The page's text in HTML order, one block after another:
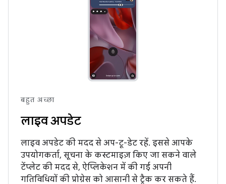
बहुत अच्छा
लाइव अपडेट
लाइव अपडेट की मदद से अप-टू-डेट रहें. इससे आपके
उपयोगकर्ता, सूचना के कस्टमाइज़ किए जा सकने वाले
टेंप्लेट की मदद से, ऐप्लिकेशन में की गई अपनी
गतिविधियों की प्रोग्रेस को आसानी से ट्रैक कर सकते हैं.